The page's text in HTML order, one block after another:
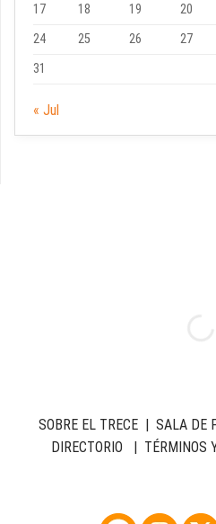
17
18 19 20
24
25 26 27
31
« Jul
SOBRE EL TRECE| SALA DE
DIRECTORIO
TÉRMINOS